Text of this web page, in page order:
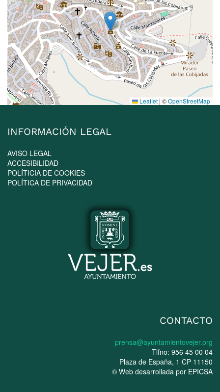
Leaflet | ©OpenStreetMap
INFORMACIÓN LEGAL
AVISO LEGAL
ACCESIBILIDAD
POLÍTICIA DE COOKIES
POLÍTICA DE PRIVACIDAD
CONTACTO
prensa@ayuntamientovejer.org
Tlfno: 956 45 00 04
Plaza de España, 1 CP 11150
© Web desarrollada por EPICSA